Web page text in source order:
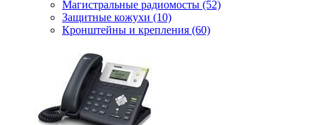
Магистральные радиомосты (52)
Защитные кожухи (10)
Кронштейны и крепления (60)